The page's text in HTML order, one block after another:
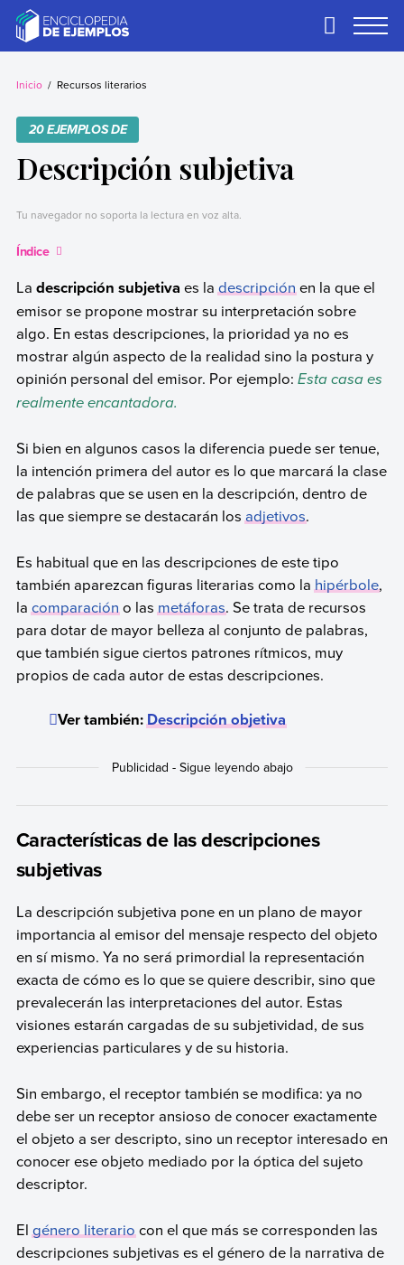
contentEjemplos
Necesitas ejemplos.
Primary
Inicio Recursos literarios
20 EJEMPLOS DE
Descripción subjetiva
Tu navegador no soporta la lectura en voz alta.
Índice
La descripción subjetiva es ladescripciónen la que el
emisor se propone mostrar su interpretación sobre
algo. En estas descripciones, la prioridad ya no es
mostrar algún aspecto de la realidad sino la postura y
opinión personal del emisor. Por ejemplo: Esta casa es
realmente encantadora.
Si bien en algunos casos la diferencia puede ser tenue,
la intención primera del autor es lo que marcará la clase
de palabras que se usen en la descripción, dentro de
las que siempre se destacarán losadjetivos.
Es habitual que en las descripciones de este tipo
también aparezcan figuras literarias como lahipérbole,
lacomparacióno lasmetáforas. Se trata de recursos
para dotar de mayor belleza al conjunto de palabras,
que también sigue ciertos patrones rítmicos, muy
propios de cada autor de estas descripciones.
Ver también:Descripción objetiva
Características de las descripciones
subjetivas
La descripción subjetiva pone en un plano de mayor
importancia al emisor del mensaje respecto del objeto
en sí mismo. Ya no será primordial la representación
exacta de cómo es lo que se quiere describir, sino que
prevalecerán las interpretaciones del autor. Estas
visiones estarán cargadas de su subjetividad, de sus
experiencias particulares y de su historia.
Sin embargo, el receptor también se modifica: ya no
debe ser un receptor ansioso de conocer exactamente
el objeto a ser descripto, sino un receptor interesado en
conocer ese objeto mediado por la óptica del sujeto
descriptor.
El género literario con el que más se corresponden las
descripciones subjetivas es el género de la narrativa de